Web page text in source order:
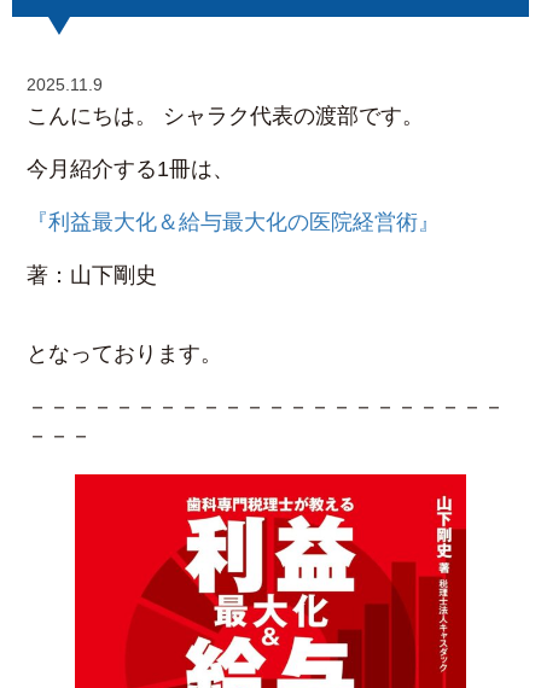
2025.11.9
こんにちは。 シャラク代表の渡部です。
今月紹介する1冊は、
『利益最大化＆給与最大化の医院経営術』
著：山下剛史
となっております。
－－－－－－－－－－－－－－－－－－－－－－
－－－